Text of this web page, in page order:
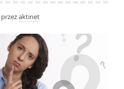
przezaktinet